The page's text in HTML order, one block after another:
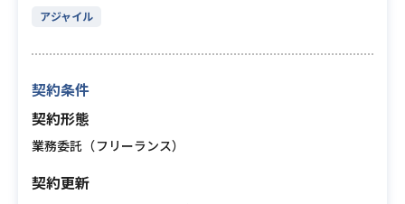
アジャイル
契約条件
契約形態
業務委託（フリーランス）
契約更新